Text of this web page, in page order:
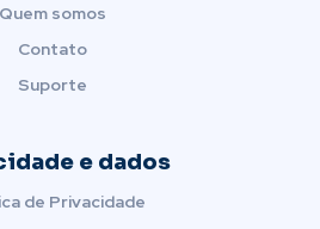
Quem somos
Contato
Suporte
e dados
de Privacidade